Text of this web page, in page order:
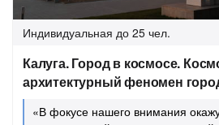
Индивидуальная до 25 чел.
Калуга. Город в космосе.
архитектурный феномен
«В фокусе нашего внимания